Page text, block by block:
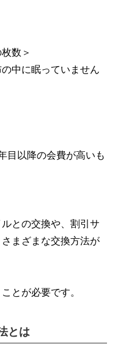
数＞
中に眠っていません
目以降の会費が高いも
との交換や、割引サ
まざまな交換方法が
とが必要です。
とは